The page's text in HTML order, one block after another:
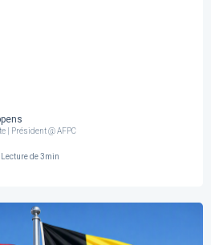
| Président @ AFPC
Lecture de 3min